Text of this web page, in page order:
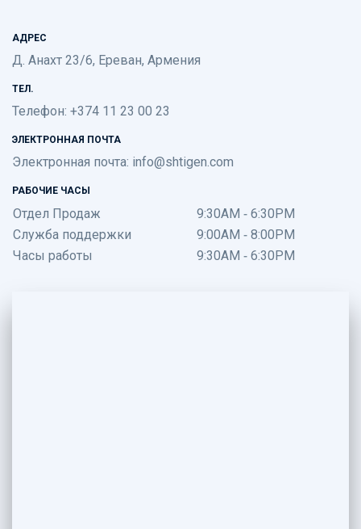
АДРЕС
Д. Анахт 23/6, Ереван, Армения
ТЕЛ.
Телефон: +374 11 23 00 23
ЭЛЕКТРОННАЯ ПОЧТА
Электронная почта: info@shtigen.com
РАБОЧИЕ ЧАСЫ
Отдел Продаж
9:30AM - 6:30PM
Служба поддержки
9:00AM - 8:00PM
Часы работы
9:30AM - 6:30PM